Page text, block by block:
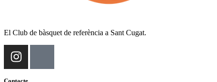
El Club de bàsquet de referència a Sant Cugat.